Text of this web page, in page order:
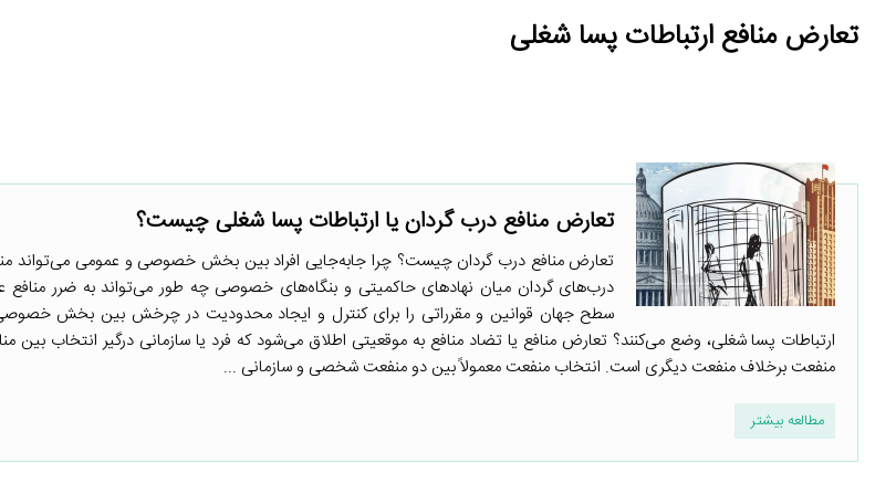
تعارض منافع ارتباطات پسا شغلی
تعارض منافع درب گردان یا ارتباطات پسا شغلی چیست؟
تعارض منافع درب گردان چیست؟ چرا جابه‌جایی افراد بین بخش خصوصی و عمومی می‌تواند
درب‌های گردان میان نهادهای حاکمیتی و بنگاه‌های خصوصی چه طور می‌تواند به ضرر منافع
سطح جهان قوانین و مقرراتی را برای کنترل و ایجاد محدودیت در چرخش بین بخش خصوصی
ارتباطات پسا شغلی، وضع می‌کنند؟ تعارض منافع یا تضاد منافع به موقعیتی اطلاق می‌شود که فرد یا سازمانی درگیر انتخاب بین
منفعت برخلاف منفعت دیگری است. انتخاب منفعت معمولاً بین دو منفعت شخصی و سازمانی ...
مطالعه بیشتر